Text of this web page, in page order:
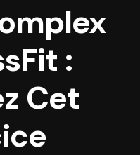
:
Cet